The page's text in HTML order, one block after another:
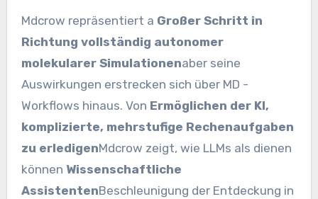
Mdcrow repräsentiert a Großer Schritt in
Richtung vollständig autonomer
molekularer Simulationenaber seine
Auswirkungen erstrecken sich über MD -
Workflows hinaus. Von Ermöglichen der KI,
komplizierte, mehrstufige Rechenaufgaben
zu erledigenMdcrow zeigt, wie LLMs als dienen
können Wissenschaftliche
AssistentenBeschleunigung der Entdeckung in